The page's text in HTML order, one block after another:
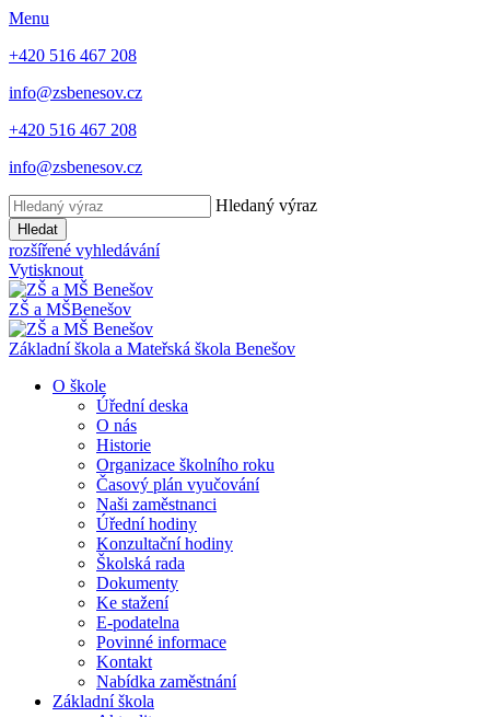
Menu
+420 516 467 208
info@zsbenesov.cz
+420 516 467 208
info@zsbenesov.cz
Hledaný výraz
Hledat
rozšířené vyhledávání
Vytisknout
ZŠ a MŠBenešov
Základní škola a Mateřská škola Benešov
O škole
Úřední deska
O nás
Historie
Organizace školního roku
Časový plán vyučování
Naši zaměstnanci
Úřední hodiny
Konzultační hodiny
Školská rada
Dokumenty
Ke stažení
E-podatelna
Povinné informace
Kontakt
Nabídka zaměstnání
Základní škola